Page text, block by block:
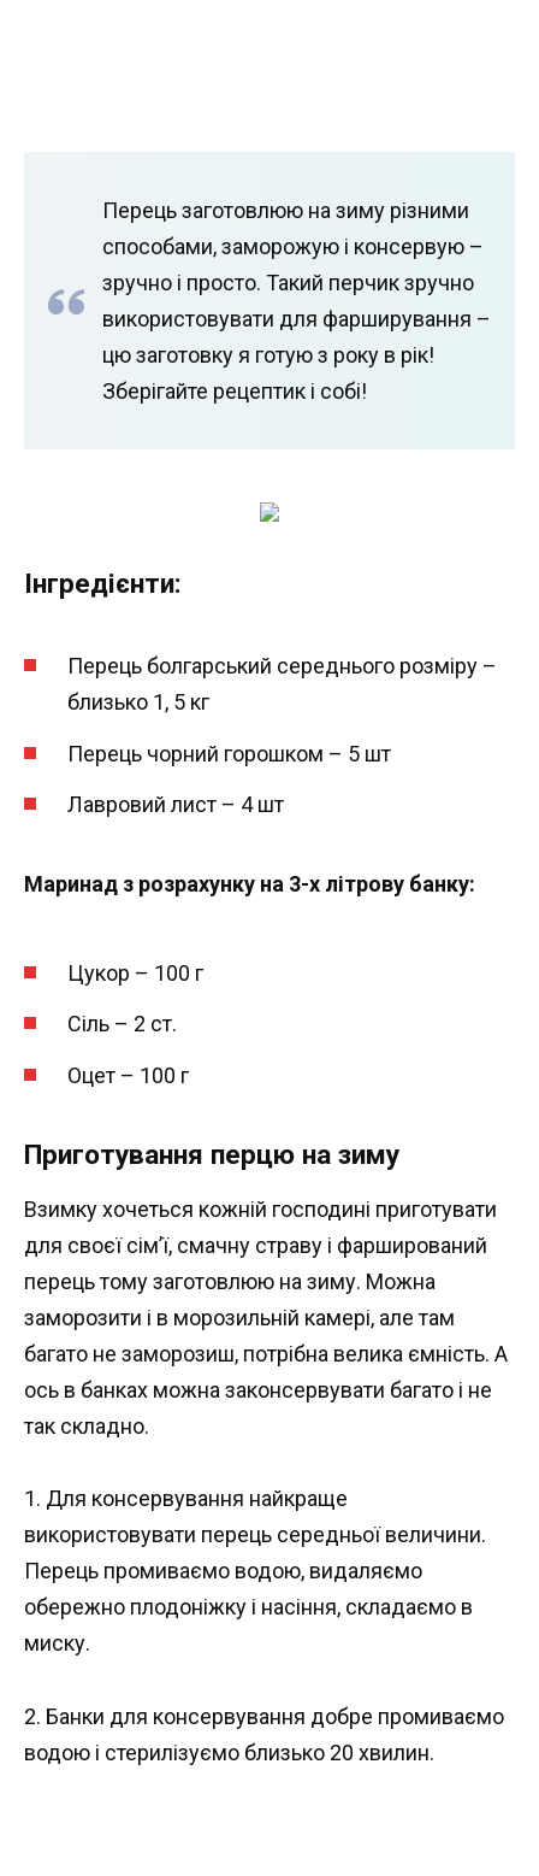
Перець заготовлюю на зиму різними
способами, заморожую і консервую –
зручно і просто. Такий перчик зручно
використовувати для фарширування –
цю заготовку я готую з року в рік!
Зберігайте рецептик і собі!
Інгредієнти:
Перець болгарський середнього розміру –
близько 1, 5 кг
Перець чорний горошком – 5 шт
Лавровий лист – 4 шт
Маринад з розрахунку на 3-х літрову банку:
Цукор – 100 г
Сіль – 2 ст.
Оцет – 100 г
Приготування перцю на зиму
Взимку хочеться кожній господині приготувати
для своєї сім’ї, смачну страву і фарширований
перець тому заготовлюю на зиму. Можна
заморозити і в морозильній камері, але там
багато не заморозиш, потрібна велика ємність. А
ось в банках можна законсервувати багато і не
так складно.
1. Для консервування найкраще
використовувати перець середньої величини.
Перець промиваємо водою, видаляємо
обережно плодоніжку і насіння, складаємо в
миску.
2. Банки для консервування добре промиваємо
водою і стерилізуємо близько 20 хвилин.